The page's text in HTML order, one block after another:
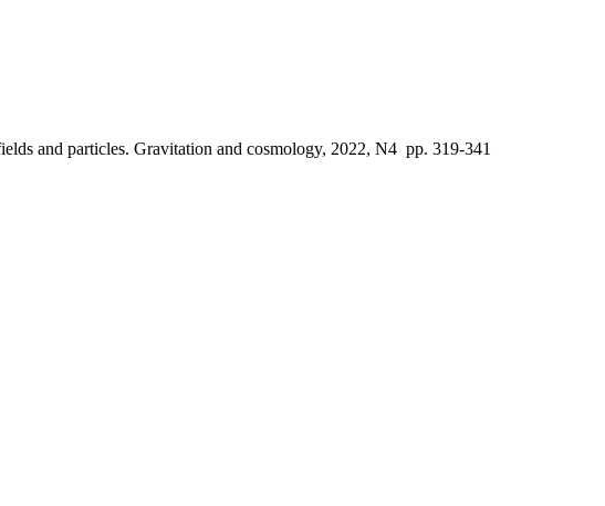
and particles. Gravitation and cosmology, 2022, N4 pp. 319-341